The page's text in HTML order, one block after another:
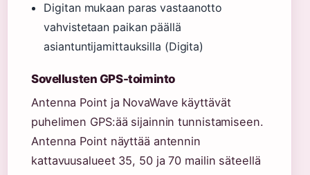
Digitan mukaan paras vastaanotto
vahvistetaan paikan päällä
asiantuntijamittauksilla (Digita)
Sovellusten GPS-toiminto
Antenna Point ja NovaWave käyttävät
puhelimen GPS:ää sijainnin tunnistamiseen.
Antenna Point näyttää antennin
kattavuusalueet 35, 50 ja 70 mailin säteellä